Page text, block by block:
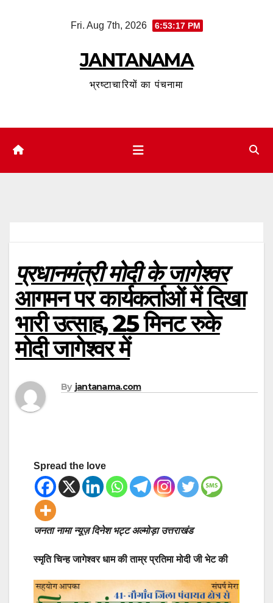
Fri. Aug 7th, 2026 6:53:18 PM
JANTANAMA
भ्रष्टाचारियों का पंचनामा
प्रधानमंत्री मोदी के जागेश्वर
आगमन पर कार्यकर्ताओं में दिखा
भारी उत्साह, 25 मिनट रुके
मोदी जागेश्वर में
By jantanama.com
Spread the love
जनता नामा न्यूज़ दिनेश भट्ट अल्मोड़ा उत्तराखंड
स्मृति चिन्ह जागेश्वर धाम की ताम्र प्रतिमा मोदी जी भेट की